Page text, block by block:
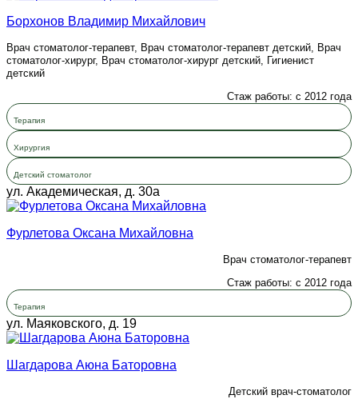
Борхонов Владимир Михайлович
Врач стоматолог-терапевт, Врач стоматолог-терапевт детский, Врач
стоматолог-хирург, Врач стоматолог-хирург детский, Гигиенист
детский
Стаж работы: с 2012 года
Терапия
Хирургия
Детский стоматолог
ул. Академическая, д. 30а
Фурлетова Оксана Михайловна
Врач стоматолог-терапевт
Стаж работы: с 2012 года
Терапия
ул. Маяковского, д. 19
Шагдарова Аюна Баторовна
Детский врач-стоматолог